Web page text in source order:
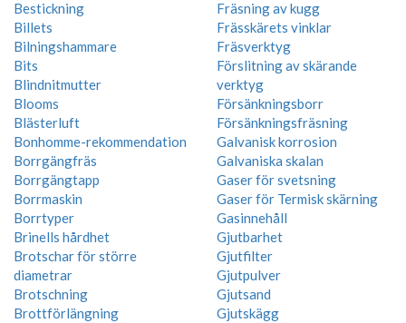
Bestickning
Billets
Bilningshammare
Bits
Blindnitmutter
Blooms
Blästerluft
Bonhomme-rekommendation
Borrgängfräs
Borrgängtapp
Borrmaskin
Borrtyper
Brinells hårdhet
Brotschar för större
diametrar
Brotschning
Brottförlängning
Fräsning av kugg
Frässkärets vinklar
Fräsverktyg
Förslitning av skärande
verktyg
Försänkningsborr
Försänkningsfräsning
Galvanisk korrosion
Galvaniska skalan
Gaser för svetsning
Gaser för Termisk skärning
Gasinnehåll
Gjutbarhet
Gjutfilter
Gjutpulver
Gjutsand
Gjutskägg